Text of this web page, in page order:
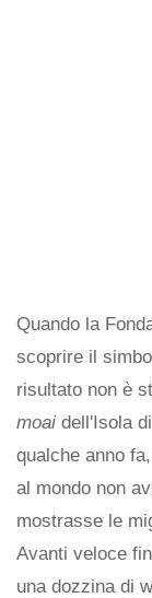
Quando la
scoprire il
risultato non è
moai dell'Isola
qualche anno
al mondo non
mostrasse le
Avanti veloce
una dozzina di